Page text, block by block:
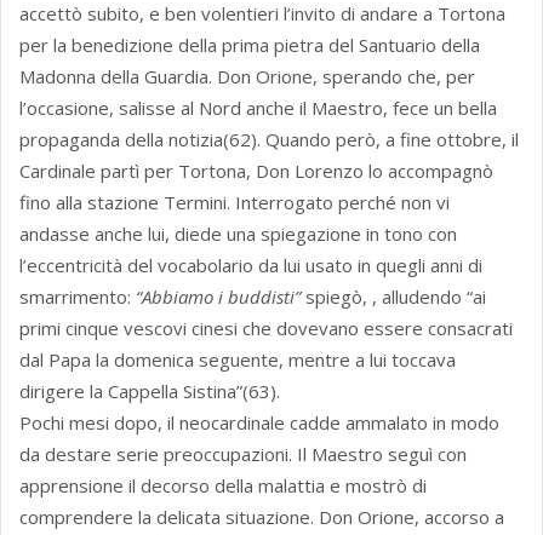
accettò subito, e ben volentieri l’invito di andare a Tortona
per la benedizione della prima pietra del Santuario della
Madonna della Guardia. Don Orione, sperando che, per
l’occasione, salisse al Nord anche il Maestro, fece un bella
propaganda della notizia(62). Quando però, a fine ottobre, il
Cardinale partì per Tortona, Don Lorenzo lo accompagnò
fino alla stazione Termini. Interrogato perché non vi
andasse anche lui, diede una spiegazione in tono con
l’eccentricità del vocabolario da lui usato in quegli anni di
smarrimento: “Abbiamo i buddisti”spiegò, , alludendo “ai
primi cinque vescovi cinesi che dovevano essere consacrati
dal Papa la domenica seguente, mentre a lui toccava
dirigere la Cappella Sistina”(63).
Pochi mesi dopo, il neocardinale cadde ammalato in modo
da destare serie preoccupazioni. Il Maestro seguì con
apprensione il decorso della malattia e mostrò di
comprendere la delicata situazione. Don Orione, accorso a